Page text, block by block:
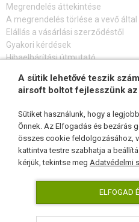
Megrendelés áttekintése
A megrendelés törlése a vevő által
Elállás a vásárlási szerződéstől
Gyakori kérdések
Hibaelhárítási útmutató
FELIRATKOZÁS HÍRLEVÉLRE
KÖVESSEN MINKET
A sütik lehetővé teszik
airsoft boltot fejlesszünk az
Sütiket használunk, hogy a
Önnek. Az Elfogadás és bezárás
összes cookie feldolgozásához,
kattintva testre szabhatja a
kérjük, tekintse meg Adatvédelmi
ELFOGAD